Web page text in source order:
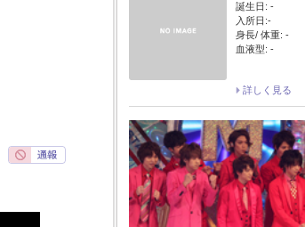
誕生日: -
入所日:-
身長/ 体重: -
血液型: -
詳しく見る